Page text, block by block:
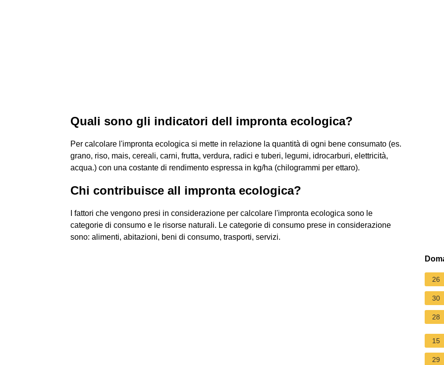
Quali sono gli indicatori dell impronta ecologica?
Per calcolare l'impronta ecologica si mette in relazione la quantità di ogni bene consumato (es.
grano, riso, mais, cereali, carni, frutta, verdura, radici e tuberi, legumi, idrocarburi, elettricità,
acqua.) con una costante di rendimento espressa in kg/ha (chilogrammi per ettaro).
Chi contribuisce all impronta ecologica?
I fattori che vengono presi in considerazione per calcolare l'impronta ecologica sono le
categorie di consumo e le risorse naturali. Le categorie di consumo prese in considerazione
sono: alimenti, abitazioni, beni di consumo, trasporti, servizi.
26
30
28
15
29